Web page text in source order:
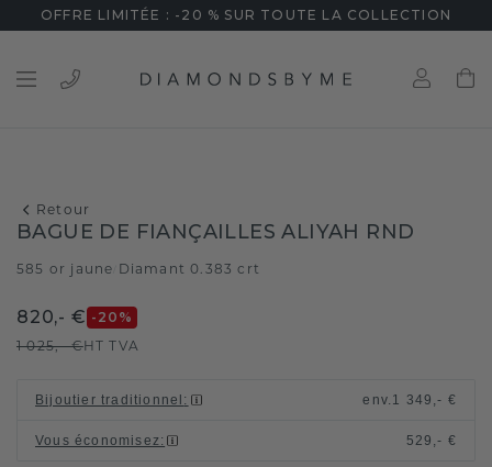
OFFRE LIMITÉE : -20 % SUR TOUTE LA COLLECTION
Retour
BAGUE DE FIANÇAILLES ALIYAH RND
585 or jaune Diamant 0.383 crt
820,- € -20 %
1 025,- €HT TVA
Bijoutier traditionnel : env. 1 349,- €
Vous économisez: 529,- €